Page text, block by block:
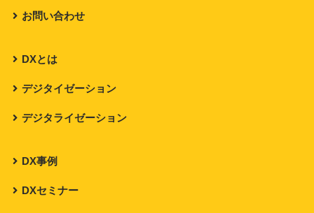
お問い合わせ
DXとは
デジタイゼーション
デジタライゼーション
DX事例
DXセミナー